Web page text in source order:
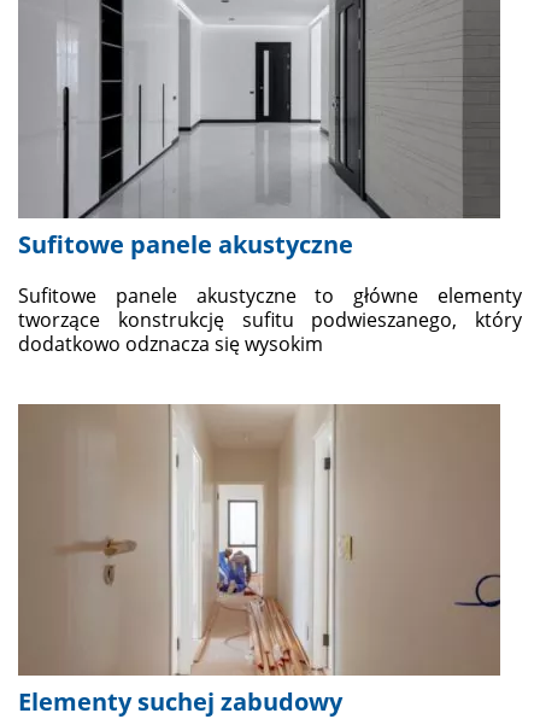
Sufitowe panele akustyczne
Sufitowe panele akustyczne to główne elementy
tworzące konstrukcję sufitu podwieszanego, który
dodatkowo odznacza się wysokim
Elementy suchej zabudowy